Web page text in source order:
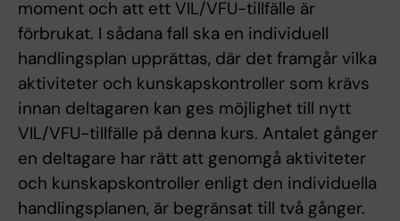
moment och att ett VIL/VFU-tillfälle är
förbrukat. I sådana fall ska en individuell
handlingsplan upprättas, där det framgår vilka
aktiviteter och kunskapskontroller som krävs
innan deltagaren kan ges möjlighet till nytt
VIL/VFU-tillfälle på denna kurs. Antalet gånger
en deltagare har rätt att genomgå aktiviteter
och kunskapskontroller enligt den individuella
handlingsplanen, är begränsat till två gånger.